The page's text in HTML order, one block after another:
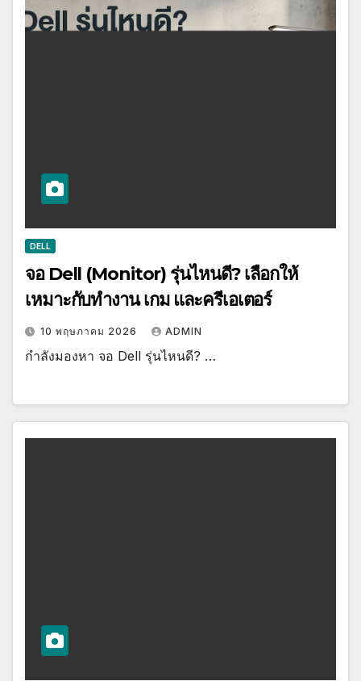
DELL
จอ Dell (Monitor) รุ่นไหนดี? เลือกให้
เหมาะกับทำงาน เกม และครีเอเตอร์
10 พฤษภาคม 2026 ADMIN
กำลังมองหา จอ Dell รุ่นไหนดี? …